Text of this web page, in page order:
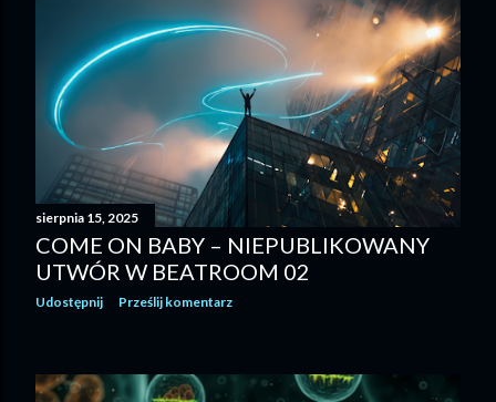
sierpnia 15, 2025
COME ON BABY – NIEPUBLIKOWANY
UTWÓR W BEATROOM 02
Udostępnij Prześlij komentarz